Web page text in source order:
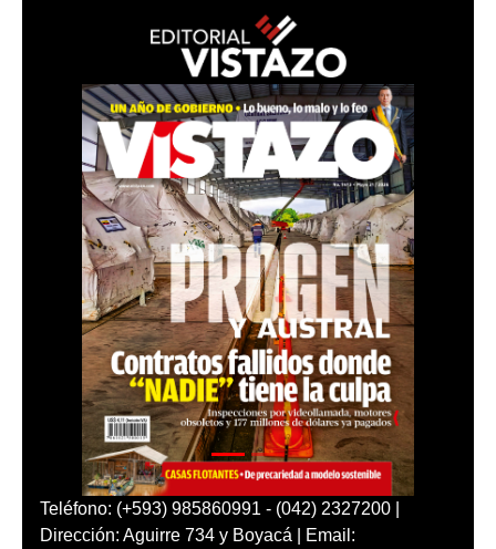
Teléfono: (+593) 985860991 - (042) 2327200 |
Dirección: Aguirre 734 y Boyacá | Email: